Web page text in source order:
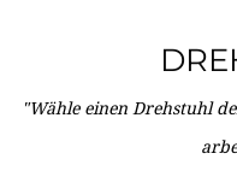
"Wähle einen Drehstuhl